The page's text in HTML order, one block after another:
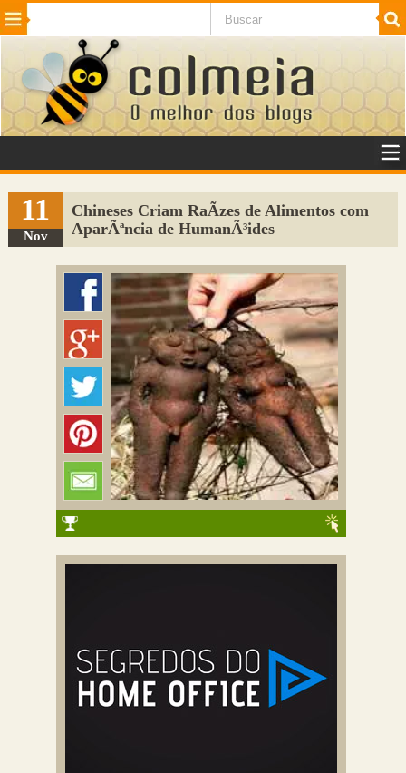
Beleza Cinema e TV
Internet Jogos NotÃ­cias SaÃºde
VeÃ­culos Adulto
Sugerir Link
Adicionar Blog
Colmeia Exchange
Perguntas Frequentes
11
Nov
Chineses Criam RaÃ­zes de Alimentos com
AparÃªncia de HumanÃ³ides